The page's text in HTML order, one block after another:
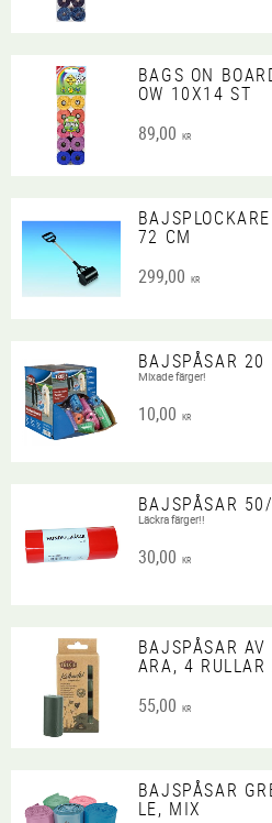
BAGS ON
OW 10X14 ST
89,00 KR
72 CM
299,00 KR
BAJSPÅSAR 20
Mixade färger!
10,00 KR
BAJSPÅSAR
Läckra färger!!
30,00 KR
BAJSPÅSAR
ARA, 4 RULLAR
55,00 KR
BAJSPÅSAR
LE, MIX